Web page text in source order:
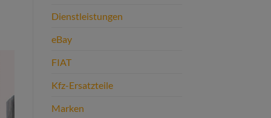
Dienstleistungen
eBay
FIAT
Kfz-Ersatzteile
Marken